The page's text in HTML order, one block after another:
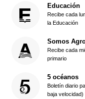
Educación
Recibe cada
la Educación
Somos
Recibe cada
primario
5 océanos
Boletín diario
baja velocidad)